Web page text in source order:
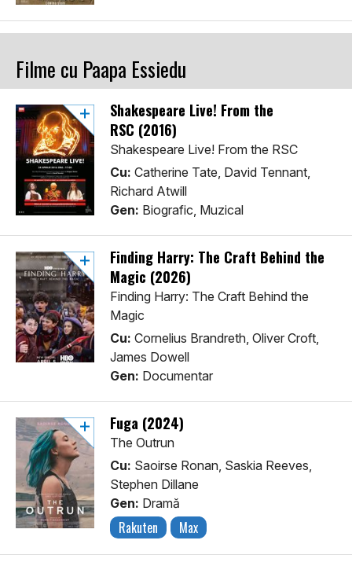
Filme cu Paapa Essiedu
Shakespeare Live! From the
RSC (2016)
Shakespeare Live! From the RSC
Cu: Catherine Tate, David Tennant,
Richard Atwill
Gen: Biografic, Muzical
Finding Harry: The Craft Behind the
Magic (2026)
Finding Harry: The Craft Behind the
Magic
Cu: Cornelius Brandreth, Oliver Croft,
James Dowell
Gen: Documentar
Fuga (2024)
The Outrun
Cu: Saoirse Ronan, Saskia Reeves,
Stephen Dillane
Gen: Dramă
Rakuten Max